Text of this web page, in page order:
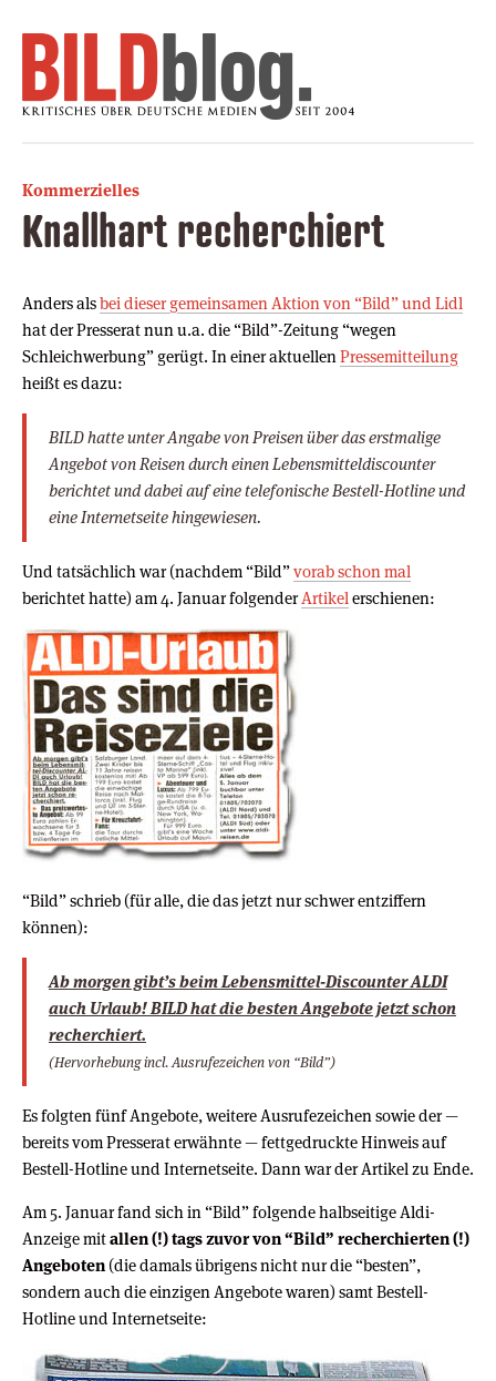
Kommerzielles
Knallhart recherchiert
Anders alsbei dieser gemeinsamen Aktion von “Bild” und Lidl
hat der Presserat nun u.a. die “Bild”-Zeitung “wegen
Schleichwerbung” gerügt. In einer aktuellen Pressemitteilung
heißt es dazu:
BILD hatte unter Angabe von Preisen über das erstmalige
Angebot von Reisen durch einen Lebensmitteldiscounter
berichtet und dabei auf eine telefonische Bestell-Hotline und
eine Internetseite hingewiesen.
Und tatsächlich war (nachdem “Bild”vorab schon mal
berichtet hatte) am 4. Januar folgenderArtikel erschienen:
“Bild” schrieb (für alle, die das jetzt nur schwer entziffern
können):
Ab morgen gibt’s beim Lebensmittel-Discounter ALDI
auch Urlaub! BILD hat die besten Angebote jetzt schon
recherchiert.
(Hervorhebung incl. Ausrufezeichen von “Bild”)
Es folgten fünf Angebote, weitere Ausrufezeichen sowie der —
bereits vom Presserat erwähnte — fettgedruckte Hinweis auf
Bestell-Hotline und Internetseite. Dann war der Artikel zu Ende.
Am 5. Januar fand sich in “Bild” folgende halbseitige Aldi-
Anzeige mitallen (!) tags zuvor von “Bild” recherchierten (!)
Angeboten (die damals übrigens nicht nur die “besten”,
sondern auch die einzigen Angebote waren) samt Bestell-
Hotline und Internetseite: